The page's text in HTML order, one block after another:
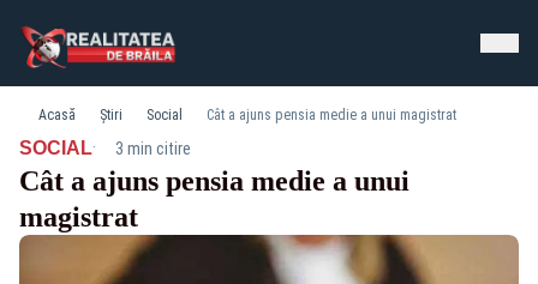
Acasă Știri Social Cât a ajuns pensia medie a unui magistrat
SOCIAL· 3 min citire
Cât a ajuns pensia medie a unui
magistrat